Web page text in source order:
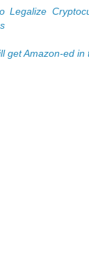
Legalize
get Amazon-ed in